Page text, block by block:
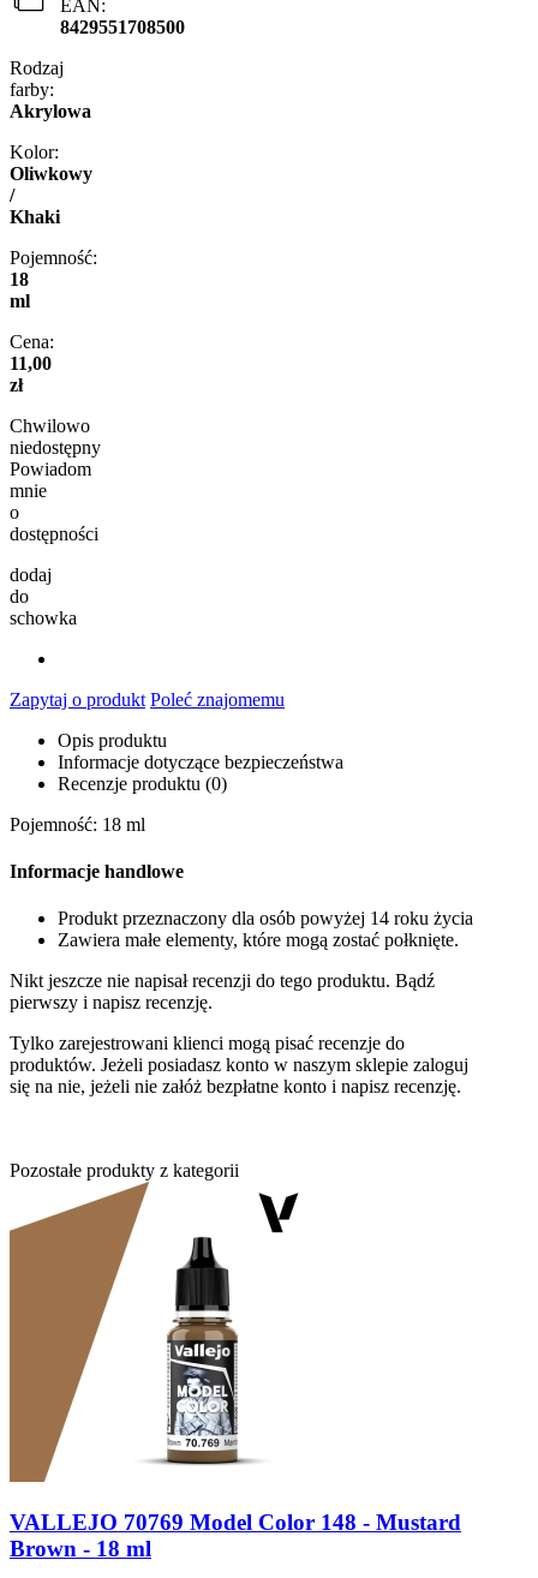
EAN:
8429551708500
Rodzaj
farby:
Akrylowa
Kolor:
Oliwkowy
/
Khaki
Pojemność:
18
ml
Cena:
11,00
zł
Chwilowo
niedostępny
Powiadom
mnie
o
dostępności
dodaj
do
schowka
Zapytaj o produkt Poleć znajomemu
Opis produktu
Informacje dotyczące bezpieczeństwa
Recenzje produktu (0)
Pojemność: 18 ml
Informacje handlowe
Produkt przeznaczony dla osób powyżej 14 roku życia
Zawiera małe elementy, które mogą zostać połknięte.
Nikt jeszcze nie napisał recenzji do tego produktu. Bądź
pierwszy i napisz recenzję.
Tylko zarejestrowani klienci mogą pisać recenzje do
produktów. Jeżeli posiadasz konto w naszym sklepie zaloguj
się na nie, jeżeli nie załóż bezpłatne konto i napisz recenzję.
Pozostałe produkty z kategorii
VALLEJO 70769 Model Color 148 - Mustard
Brown - 18 ml